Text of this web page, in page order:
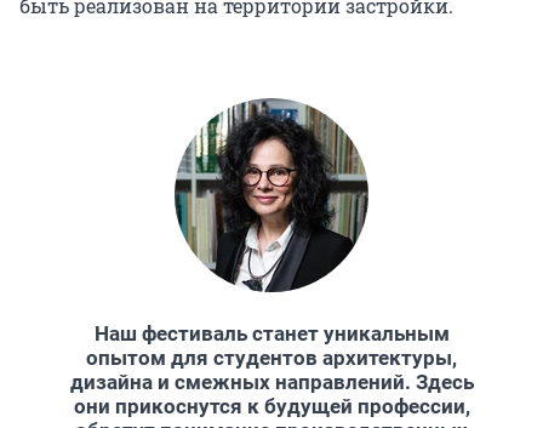
быть реализован на территории застройки.
Наш фестиваль станет уникальным
опытом для студентов архитектуры,
дизайна и смежных направлений. Здесь
они прикоснутся к будущей профессии,